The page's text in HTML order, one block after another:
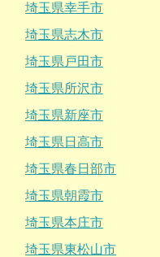
埼玉県幸手市
埼玉県志木市
埼玉県戸田市
埼玉県所沢市
埼玉県新座市
埼玉県日高市
埼玉県春日部市
埼玉県朝霞市
埼玉県本庄市
埼玉県東松山市